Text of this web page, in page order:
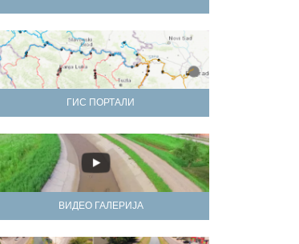
ГИС ПОРТАЛИ
ВИДЕО ГАЛЕРИЈА